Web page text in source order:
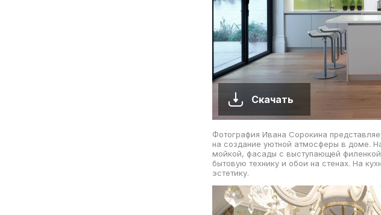
Скачать
Фотография Ивана Сорокина
на создание уютной атмосферы в доме.
мойкой, фасады с выступающей
бытовую технику и обои на стенах. На
эстетику.